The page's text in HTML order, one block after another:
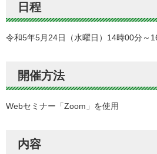
日程
令和5年5月24日（水曜日）14時00分～
開催方法
Webセミナー「Zoom」を使用
内容